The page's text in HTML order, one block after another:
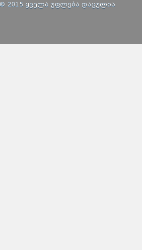
© 2015 ყველა უფლება დაცულია